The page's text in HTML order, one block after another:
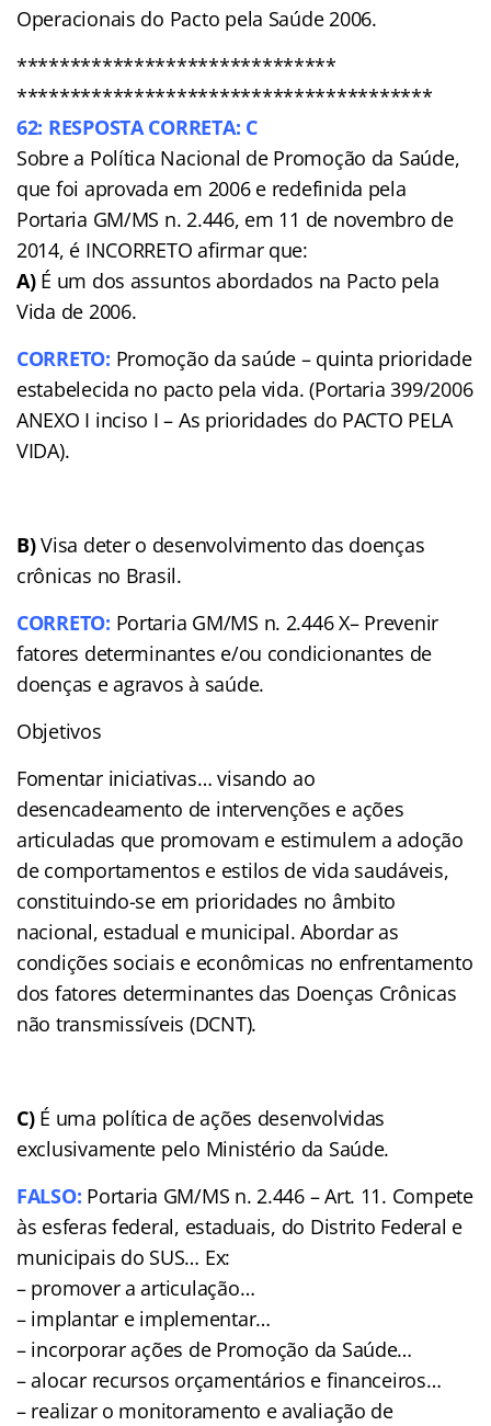
Operacionais do Pacto pela Saúde 2006.
******************************
***************************************
62: RESPOSTA CORRETA: C
Sobre a Política Nacional de Promoção da Saúde,
que foi aprovada em 2006 e redefinida pela
Portaria GM/MS n. 2.446, em 11 de novembro de
2014, é INCORRETO afirmar que:
A)É um dos assuntos abordados na Pacto pela
Vida de 2006.
CORRETO: Promoção da saúde – quinta prioridade
estabelecida no pacto pela vida. (Portaria 399/2006
ANEXO I inciso I – As prioridades do PACTO PELA
VIDA).
B)Visa deter o desenvolvimento das doenças
crônicas no Brasil.
CORRETO: Portaria GM/MS n. 2.446 X– Prevenir
fatores determinantes e/ou condicionantes de
doenças e agravos à saúde.
Objetivos
Fomentar iniciativas… visando ao
desencadeamento de intervenções e ações
articuladas que promovam e estimulem a adoção
de comportamentos e estilos de vida saudáveis,
constituindo-se em prioridades no âmbito
nacional, estadual e municipal. Abordar as
condições sociais e econômicas no enfrentamento
dos fatores determinantes das Doenças Crônicas
não transmissíveis (DCNT).
C)É uma política de ações desenvolvidas
exclusivamente pelo Ministério da Saúde.
FALSO: Portaria GM/MS n. 2.446 – Art. 11. Compete
às esferas federal, estaduais, do Distrito Federal e
municipais do SUS… Ex:
– promover a articulação…
– implantar e implementar…
– incorporar ações de Promoção da Saúde…
– alocar recursos orçamentários e financeiros…
– realizar o monitoramento e avaliação de